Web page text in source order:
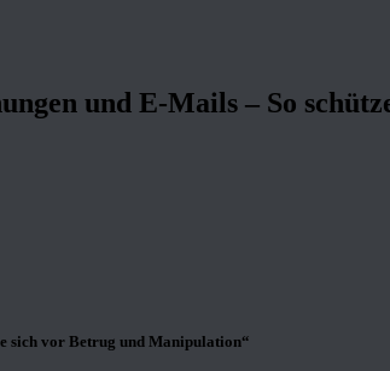
und E-Mails – So
sich vor Betrug und Manipulation“